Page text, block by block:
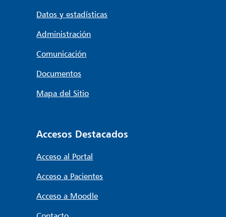
Datos y estadísticas
Administración
Comunicación
Documentos
Mapa del Sitio
Accesos Destacados
Acceso al Portal
Acceso a Pacientes
Acceso a Moodle